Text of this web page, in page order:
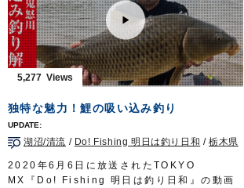
リングキックテイル
リングツインテイル2”
瞬貫BC
アジネクトン
アジ弾丸
Do!Fishing 毎週土曜日 8:30～8:45放送※
https://s.mxtv.jp/variety/do_fishing/
OWNERMOVIE
オーナーばりwebsite
http://www.owner.co.jp
5,277
独特な魅力！鯉の吸い込み釣り
湖沼/清流 / Do! Fishing 明日は釣り日和 /栃木県
2020年6月6日に放送されたTOKYO
MX『Do! Fishing 明日は釣り日和』の動画